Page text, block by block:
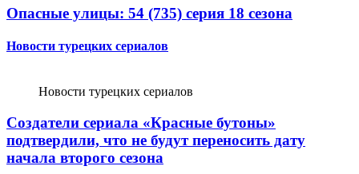
Опасные улицы: 54 (735) серия 18 сезона
Новости турецких сериалов
Новости турецких сериалов
Создатели сериала «Красные бутоны»
подтвердили, что не будут переносить дату
начала второго сезона